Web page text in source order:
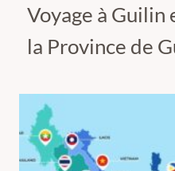
Voyage à Guilin
la Province de